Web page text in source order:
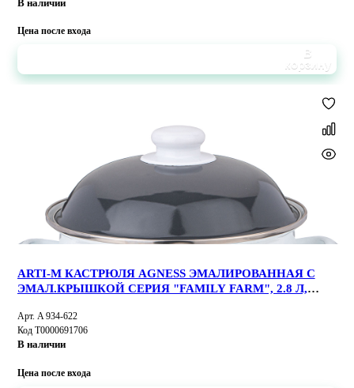
В наличии
Цена после входа
В
корзину
ARTI-M КАСТРЮЛЯ AGNESS ЭМАЛИРОВАННАЯ С
ЭМАЛ.КРЫШКОЙ СЕРИЯ "FAMILY FARM", 2.8 Л,
Арт. A 934-622
Код Т0000691706
В наличии
Цена после входа